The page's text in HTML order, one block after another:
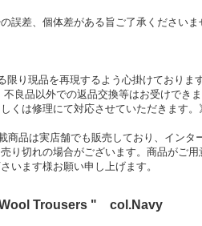
誤差、個体差がある旨ご了承くださいま
限り現品を再現するよう心掛けており
不良品以外での返品交換等はお受けでき
くは修理にて対応させていただきます。
商品は実店舗でも販売しており、イン
り切れの場合がございます。商品がご
います様お願い申し上げます。
Trousers " col.Navy